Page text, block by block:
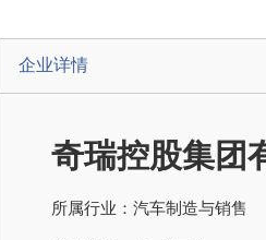
企业详情
奇瑞控股集团
所属行业：汽车制造与销售